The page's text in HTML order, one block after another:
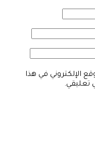
الإلكتروني في هذا
تعليقي.